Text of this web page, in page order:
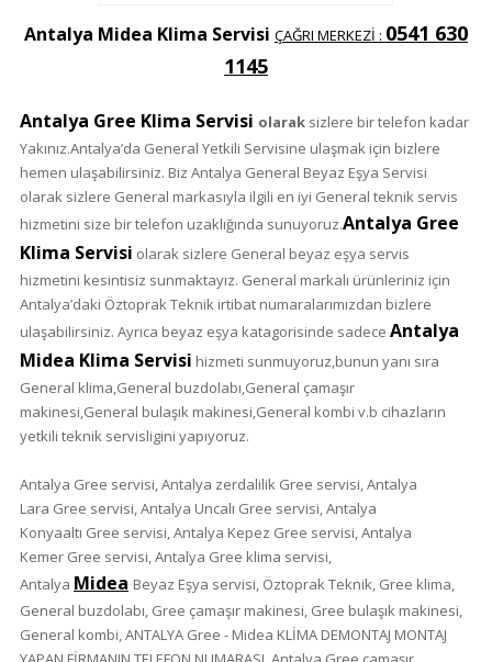
Antalya Midea Klima Servisi ÇAĞRI MERKEZİ : 0541 630
1145
Antalya Gree Klima Servisi olarak sizlere bir telefon kadar
Yakınız.Antalya’da General Yetkili Servisine ulaşmak için bizlere
hemen ulaşabilirsiniz. Biz Antalya General Beyaz Eşya Servisi
olarak sizlere General markasıyla ilgili en iyi General teknik servis
hizmetini size bir telefon uzaklığında sunuyoruz.Antalya Gree
Klima Servisi olarak sizlere General beyaz eşya servis
hizmetini kesintisiz sunmaktayız. General markalı ürünleriniz için
Antalya’daki Öztoprak Teknik irtibat numaralarımızdan bizlere
ulaşabilirsiniz. Ayrıca beyaz eşya katagorisinde sadece Antalya
Midea Klima Servisi hizmeti sunmuyoruz,bunun yanı sıra
General klima,General buzdolabı,General çamaşır
makinesi,General bulaşık makinesi,General kombi v.b cihazların
yetkili teknik servisligini yapıyoruz.
Antalya Gree servisi, Antalya zerdalilik Gree servisi, Antalya
Lara Gree servisi, Antalya Uncalı Gree servisi, Antalya
Konyaaltı Gree servisi, Antalya Kepez Gree servisi, Antalya
Kemer Gree servisi, Antalya Gree klima servisi,
Antalya Midea Beyaz Eşya servisi, Öztoprak Teknik, Gree klima,
General buzdolabı, Gree çamaşır makinesi, Gree bulaşık makinesi,
General kombi, ANTALYA Gree - Midea KLİMA DEMONTAJ MONTAJ